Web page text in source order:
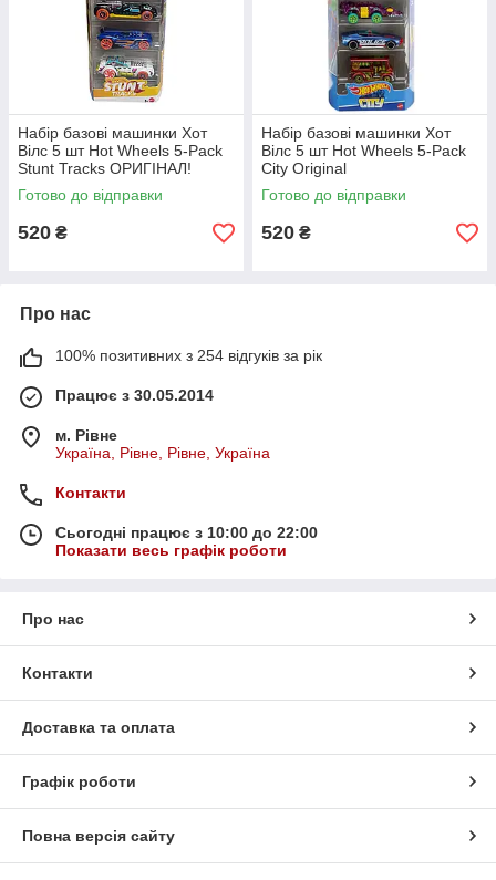
Набір базові машинки Хот
Вілс 5 шт Hot Wheels 5-Pack
Stunt Tracks ОРИГІНАЛ!
Готово до відправки
520 ₴
Набір базові машинки Хот
Вілс 5 шт Hot Wheels 5-Pack
City Original
Готово до відправки
520 ₴
Про нас
100% позитивних з 254 відгуків за рік
Працює з 30.05.2014
м. Рівне
Україна, Рівне, Рівне, Україна
Контакти
Сьогодні працює з 10:00 до 22:00
Показати весь графік роботи
Про нас
Контакти
Доставка та оплата
Графік роботи
Повна версія сайту